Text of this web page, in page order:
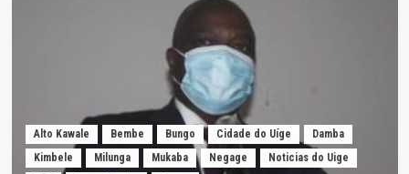
município
Alto Kawale Bembe Bungo Cidade do Uíge
Damba
Kimbele
Milunga Mukaba Negage
Noticias do Uige